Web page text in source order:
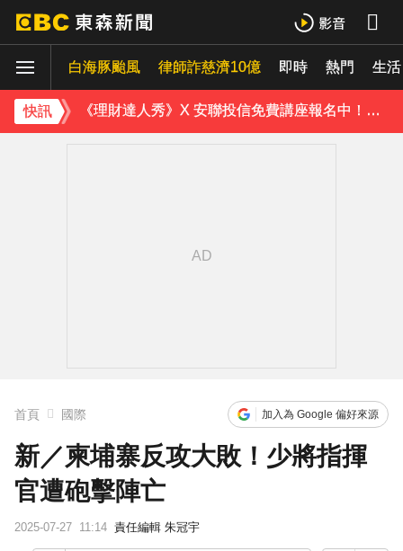
白海豚颱風 律師詐慈濟10億 即時 熱門 生活
快訊
油價繼續凍漲！下週汽油、柴油維持不調整
白海豚颱風逼近 氣象署：本島發陸警機率低
《理財達人秀》X 安聯投信免費講座報名中！搶先卡位 2027
首頁 國際 加入為 Google 偏好來源
新／柬埔寨反攻大敗！少將指揮
官遭砲擊陣亡
2025-07-27 11:14 責任編輯 朱冠宇